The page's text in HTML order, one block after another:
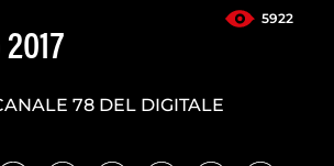
5922
78 DEL DIGITALE